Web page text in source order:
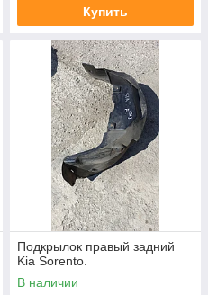
Купить
Подкрылок правый задний
Kia Sorento.
В наличии